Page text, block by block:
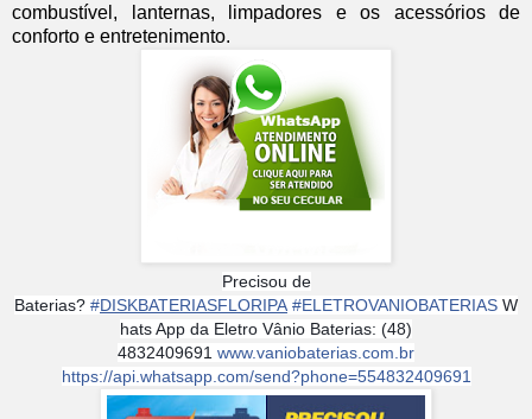
combustível, lanternas, limpadores e os acessórios de
conforto e entretenimento.
Precisou de
Baterias? #DISKBATERIASFLORIPA #ELETROVANIOBATERIAS W
hats App da Eletro Vânio Baterias: (48)
4832409691 www.vaniobaterias.com.br
https://api.whatsapp.com/send?phone=554832409691